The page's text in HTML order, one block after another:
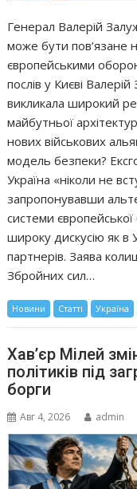
Генерал Валерій
може бути
європейськими
послів у Києві
викликала широкий
майбутньої
нових військових
модель безпеки?
Україна «ніколи не
запропонувавши
системи
широку дискусію як в
партнерів. Заява
Збройних сил…
Новини Статті Україна
Хав’єр Мілей
політиків під
борги
Авг 4, 2026 admin